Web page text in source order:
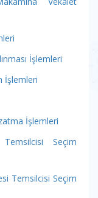
İşlemleri
İşlemleri
İşlemleri
Seçim
Temsilcisi Seçim